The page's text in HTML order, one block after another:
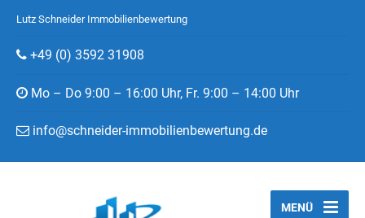
Lutz Schneider Immobilienbewertung
+49 (0) 3592 31908
Mo – Do 9:00 – 16:00 Uhr, Fr. 9:00 – 14:00 Uhr
info@schneider-immobilienbewertung.de
MENÜ